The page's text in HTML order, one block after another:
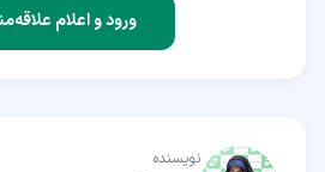
ورود و اعلام
نویسنده